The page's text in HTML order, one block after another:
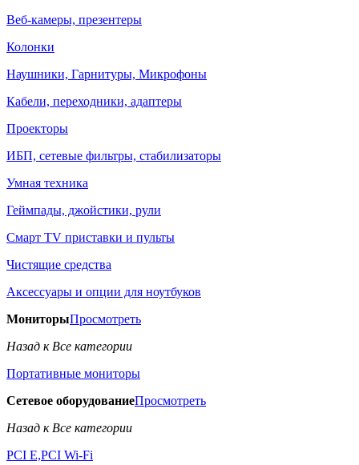
Веб-камеры, презентеры
Колонки
Наушники, Гарнитуры, Микрофоны
Кабели, переходники, адаптеры
Проекторы
ИБП, сетевые фильтры, стабилизаторы
Умная техника
Геймпады, джойстики, рули
Смарт TV приставки и пульты
Чистящие средства
Аксессуары и опции для ноутбуков
МониторыПросмотреть
Назад к Все категории
Портативные мониторы
Сетевое оборудованиеПросмотреть
Назад к Все категории
PCI E,PCI Wi-Fi